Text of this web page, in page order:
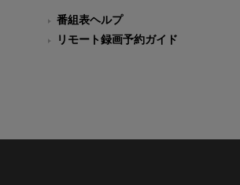
番組表ヘルプ
リモート録画予約ガイド